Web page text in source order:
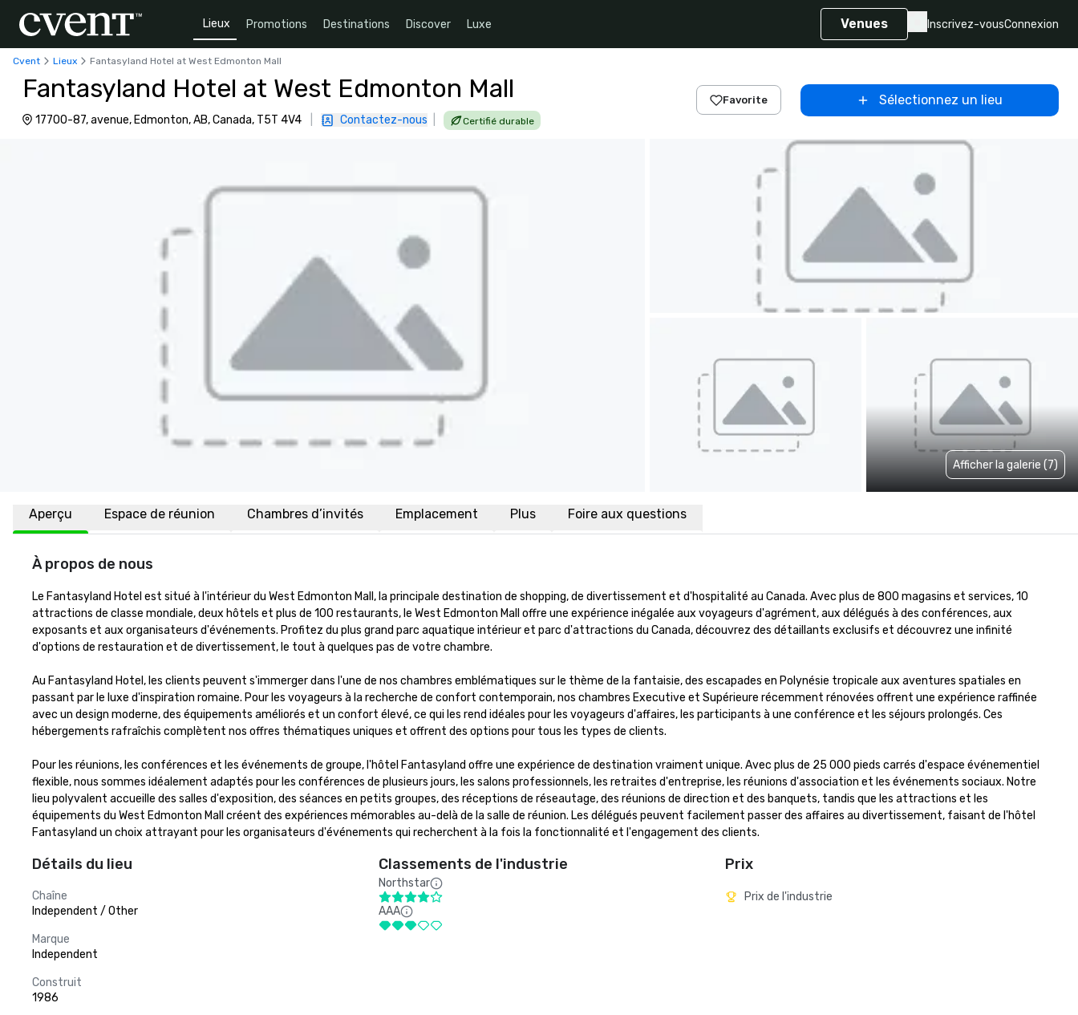
Lieux Promotions Destinations Discover Luxe Venues Inscrivez-vousConnexion
Cvent Lieux Fantasyland Hotel at West Edmonton Mall
Fantasyland Hotel at West Edmonton Mall
17700-87, avenue, Edmonton, AB, Canada, T5T 4V4 Contactez-nous Certifié durable
Favorite Sélectionnez un lieu
Afficher la galerie (7)
Aperçu Espace de réunion Chambres d’invités Emplacement Plus Foire aux questions
À propos de nous
Le Fantasyland Hotel est situé à l'intérieur du West Edmonton Mall, la principale destination de shopping, de divertissement et d'hospitalité au Canada. Avec plus de 800 magasins et services, 10
attractions de classe mondiale, deux hôtels et plus de 100 restaurants, le West Edmonton Mall offre une expérience inégalée aux voyageurs d'agrément, aux délégués à des conférences, aux
exposants et aux organisateurs d'événements. Profitez du plus grand parc aquatique intérieur et parc d'attractions du Canada, découvrez des détaillants exclusifs et découvrez une infinité
d'options de restauration et de divertissement, le tout à quelques pas de votre chambre.
Au Fantasyland Hotel, les clients peuvent s'immerger dans l'une de nos chambres emblématiques sur le thème de la fantaisie, des escapades en Polynésie tropicale aux aventures spatiales en
passant par le luxe d'inspiration romaine. Pour les voyageurs à la recherche de confort contemporain, nos chambres Executive et Supérieure récemment rénovées offrent une expérience raffinée
avec un design moderne, des équipements améliorés et un confort élevé, ce qui les rend idéales pour les voyageurs d'affaires, les participants à une conférence et les séjours prolongés. Ces
hébergements rafraîchis complètent nos offres thématiques uniques et offrent des options pour tous les types de clients.
Pour les réunions, les conférences et les événements de groupe, l'hôtel Fantasyland offre une expérience de destination vraiment unique. Avec plus de 25 000 pieds carrés d'espace événementiel
flexible, nous sommes idéalement adaptés pour les conférences de plusieurs jours, les salons professionnels, les retraites d'entreprise, les réunions d'association et les événements sociaux. Notre
lieu polyvalent accueille des salles d'exposition, des séances en petits groupes, des réceptions de réseautage, des réunions de direction et des banquets, tandis que les attractions et les
équipements du West Edmonton Mall créent des expériences mémorables au-delà de la salle de réunion. Les délégués peuvent facilement passer des affaires au divertissement, faisant de l'hôtel
Fantasyland un choix attrayant pour les organisateurs d'événements qui recherchent à la fois la fonctionnalité et l'engagement des clients.
Détails du lieu
Chaîne
Independent / Other
Marque
Independent
Construit
1986
Classements de l'industrie
Northstar
AAA
Prix
Prix de l'industrie